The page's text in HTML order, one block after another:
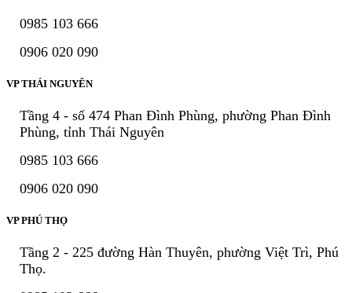
0985 103 666
0906 020 090
VP THÁI NGUYÊN
Tầng 4 - số 474 Phan Đình Phùng, phường Phan Đình
Phùng, tỉnh Thái Nguyên
0985 103 666
0906 020 090
VP PHÚ THỌ
Tầng 2 - 225 đường Hàn Thuyên, phường Việt Trì, Phú
Thọ.